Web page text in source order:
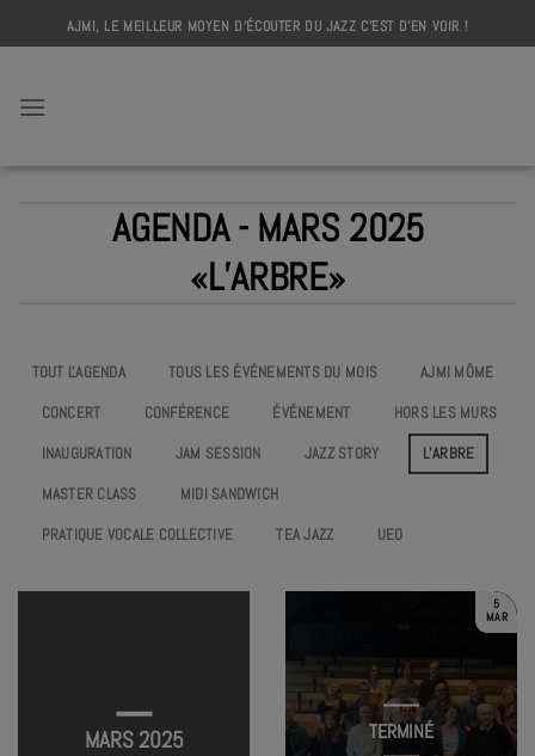
to
AJMI, LE MEILLEUR MOYEN D'ÉCOUTER DU JAZZ C'EST D'EN VOIR !
AGENDA - MARS 2025
«L’ARBRE»
TOUT L'AGENDA TOUS LES ÉVÉNEMENTS DU MOIS
AJMI MÔME
CONCERT
CONFÉRENCE ÉVÉNEMENT
HORS LES MURS
INAUGURATION
JAM SESSION JAZZ STORY
L’ARBRE
MASTER CLASS
MIDI SANDWICH
PRATIQUE VOCALE COLLECTIVE
TEA JAZZ UEO
MARS 2025
5
MAR
TERMINÉ